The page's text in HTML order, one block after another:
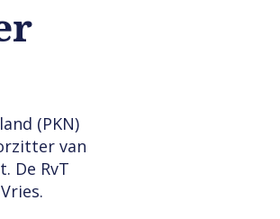
(PKN)
van
De RvT